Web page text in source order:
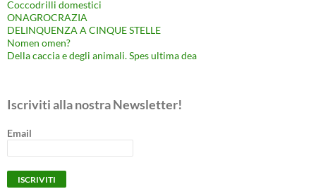
Coccodrilli domestici
ONAGROCRAZIA
DELINQUENZA A CINQUE STELLE
Nomen omen?
Della caccia e degli animali. Spes ultima dea
Iscriviti alla nostra Newsletter!
Email